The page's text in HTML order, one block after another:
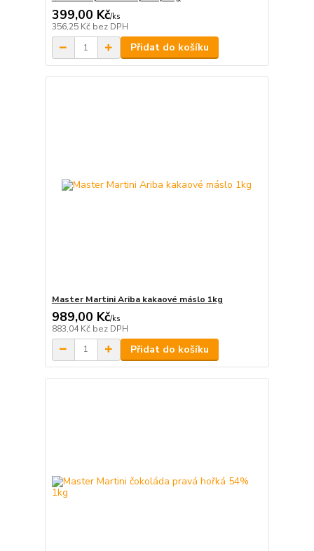
399,00 Kč/ks
356,25 Kč bez DPH
Přidat do košíku
Master Martini Ariba kakaové máslo 1kg
989,00 Kč/ks
883,04 Kč bez DPH
Přidat do košíku